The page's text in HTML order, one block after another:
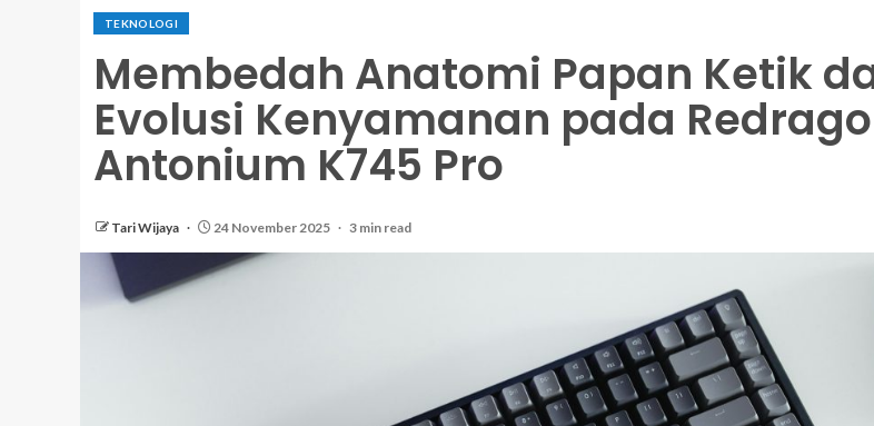
TEKNOLOGI
Membedah Anatomi Papan Ketik
Evolusi Kenyamanan pada
Antonium K745 Pro
Tari Wijaya 24 November 2025 3 min read